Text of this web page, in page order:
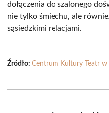
dołączenia do szalonego
nie tylko śmiechu, ale
sąsiedzkimi relacjami.
Źródło: Centrum Kultury Teatr w